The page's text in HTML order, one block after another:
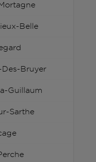
Belle
Bruyer
Guillaum
Sarthe